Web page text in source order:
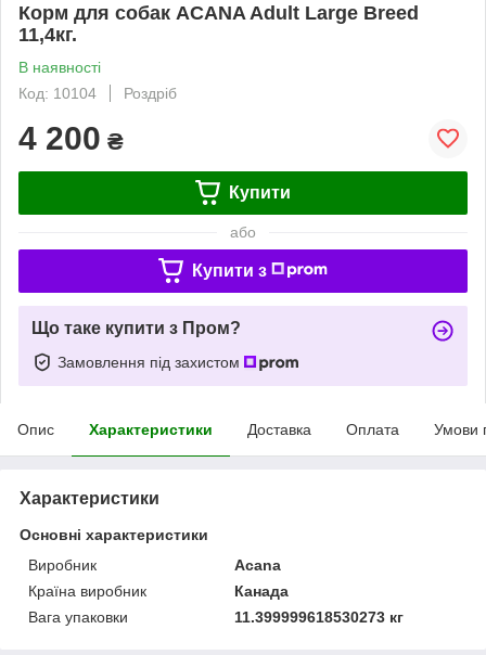
Корм для собак ACANA Adult Large Breed
11,4кг.
В наявності
Код: 10104
Роздріб
4 200 ₴
Купити
або
Купити з
Що таке купити з Пром?
Замовлення під захистом
Опис Характеристики Доставка Оплата Умови
Характеристики
Основні характеристики
Виробник
Acana
Країна виробник
Канада
Вага упаковки
11.399999618530273 кг